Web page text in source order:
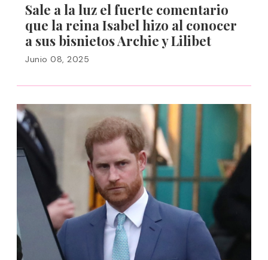
Sale a la luz el fuerte comentario
que la reina Isabel hizo al conocer
a sus bisnietos Archie y Lilibet
Junio 08, 2025